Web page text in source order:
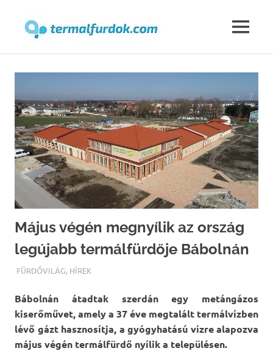
MENU
Május végén megnyílik az ország
legújabb termálfürdője Bábolnán
TERMALFURDOK.COM
FÜRDŐVILÁG, HÍREK
Bábolnán átadtak szerdán egy metángázos
kiserőművet, amely a 37 éve megtalált termálvízben
lévő gázt hasznosítja, a gyógyhatású vízre alapozva
május végén termálfürdő nyílik a településen.